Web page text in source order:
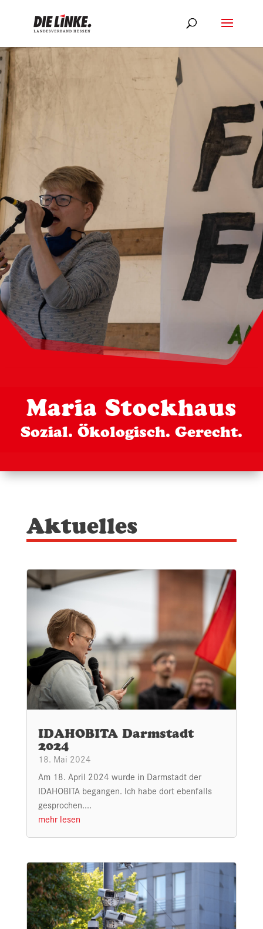
Maria Stockhaus
Sozial. Ökologisch. Gerecht.
Aktuelles
IDAHOBITA Darmstadt
2024
18. Mai 2024
Am 18. April 2024 wurde in Darmstadt der
IDAHOBITA begangen. Ich habe dort ebenfalls
gesprochen....
mehr lesen